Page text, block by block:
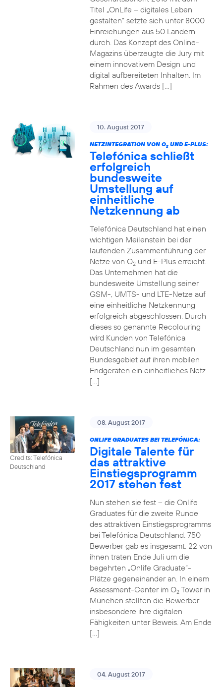
Titel „OnLife – digitales Leben
gestalten“ setzte sich unter 8000
Einreichungen aus 50 Ländern
durch. Das Konzept des Online-
Magazins überzeugte die Jury mit
einem innovativem Design und
digital aufbereiteten Inhalten. Im
Rahmen des Awards […]
10. August 2017
NETZINTEGRATION VON O2UND E-PLUS:
Telefónica schließt
erfolgreich
bundesweite
Umstellung auf
einheitliche
Netzkennung ab
Telefónica Deutschland hat einen
wichtigen Meilenstein bei der
laufenden Zusammenführung der
Netze von O2und E-Plus erreicht.
Das Unternehmen hat die
bundesweite Umstellung seiner
GSM-, UMTS- und LTE-Netze auf
eine einheitliche Netzkennung
erfolgreich abgeschlossen. Durch
dieses so genannte Recolouring
wird Kunden von Telefónica
Deutschland nun im gesamten
Bundesgebiet auf ihren mobilen
Endgeräten ein einheitliches Netz
[…]
Credits: Telefónica
Deutschland
08. August 2017
ONLIFE GRADUATES BEI TELEFÓNICA:
Digitale Talente für
das attraktive
Einstiegsprogramm
2017 stehen fest
Nun stehen sie fest – die Onlife
Graduates für die zweite Runde
des attraktiven Einstiegsprogramms
bei Telefónica Deutschland. 750
Bewerber gab es insgesamt. 22 von
ihnen traten Ende Juli um die
begehrten „Onlife Graduate“-
Plätze gegeneinander an. In einem
Assessment-Center im O2Tower in
München stellten die Bewerber
insbesondere ihre digitalen
Fähigkeiten unter Beweis. Am Ende
[…]
04. August 2017